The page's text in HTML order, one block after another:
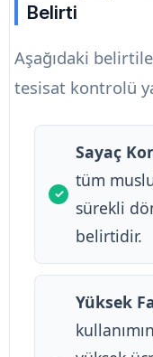
Belirti
Aşağıdaki
tesisat kontrolü
Sayaç
tüm
sürekli
belirtidir.
Yüksek